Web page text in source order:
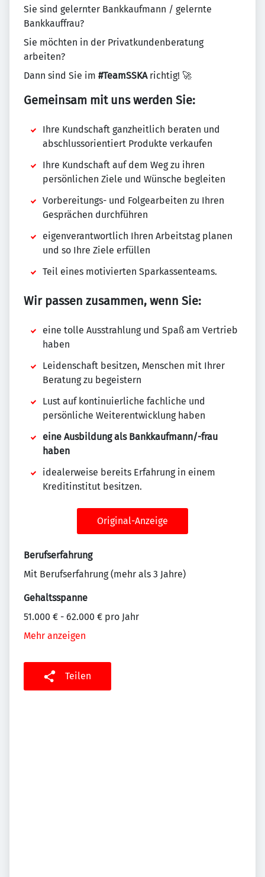
Sie sind gelernter Bankkaufmann / gelernte
Bankkauffrau?
Sie möchten in der Privatkundenberatung
arbeiten?
Dann sind Sie im #TeamSSKA richtig! 🚀
Gemeinsam mit uns werden Sie:
Ihre Kundschaft ganzheitlich beraten und
abschlussorientiert Produkte verkaufen
Ihre Kundschaft auf dem Weg zu ihren
persönlichen Ziele und Wünsche begleiten
Vorbereitungs- und Folgearbeiten zu Ihren
Gesprächen durchführen
eigenverantwortlich Ihren Arbeitstag planen
und so Ihre Ziele erfüllen
Teil eines motivierten Sparkassenteams.
Wir passen zusammen, wenn Sie:
eine tolle Ausstrahlung und Spaß am Vertrieb
haben
Leidenschaft besitzen, Menschen mit Ihrer
Beratung zu begeistern
Lust auf kontinuierliche fachliche und
persönliche Weiterentwicklung haben
eine Ausbildung als Bankkaufmann/-frau
haben
idealerweise bereits Erfahrung in einem
Kreditinstitut besitzen.
Original-Anzeige
Berufserfahrung
Mit Berufserfahrung (mehr als 3 Jahre)
Gehaltsspanne
51.000 € - 62.000 € pro Jahr
Mehr anzeigen
Teilen